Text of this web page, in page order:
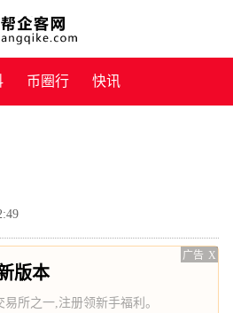
币圈行 快讯
广告 X
版本
易所之一,注册领新手福利。